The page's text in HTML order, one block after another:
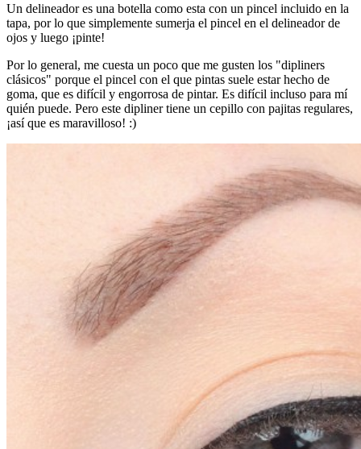
Un delineador es una botella como esta con un pincel incluido en la
tapa, por lo que simplemente sumerja el pincel en el delineador de
ojos y luego ¡pinte!
Por lo general, me cuesta un poco que me gusten los "dipliners
clásicos" porque el pincel con el que pintas suele estar hecho de
goma, que es difícil y engorrosa de pintar. Es difícil incluso para mí
quién puede. Pero este dipliner tiene un cepillo con pajitas regulares,
¡así que es maravilloso! :)